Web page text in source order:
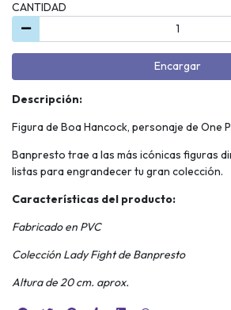
CANTIDAD
Encargar
Descripción:
Figura de Boa Hancock, personaje de One
Banpresto trae a las más icónicas figuras
listas para engrandecer tu gran colección.
Características del producto:
Fabricado en PVC
Colección Lady Fight de Banpresto
Altura de 20 cm. aprox.